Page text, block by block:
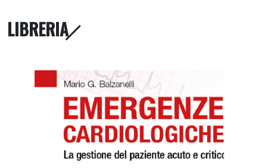
LIBRERIA